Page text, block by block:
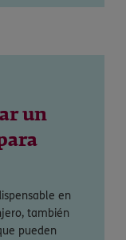
un
en
también
pueden